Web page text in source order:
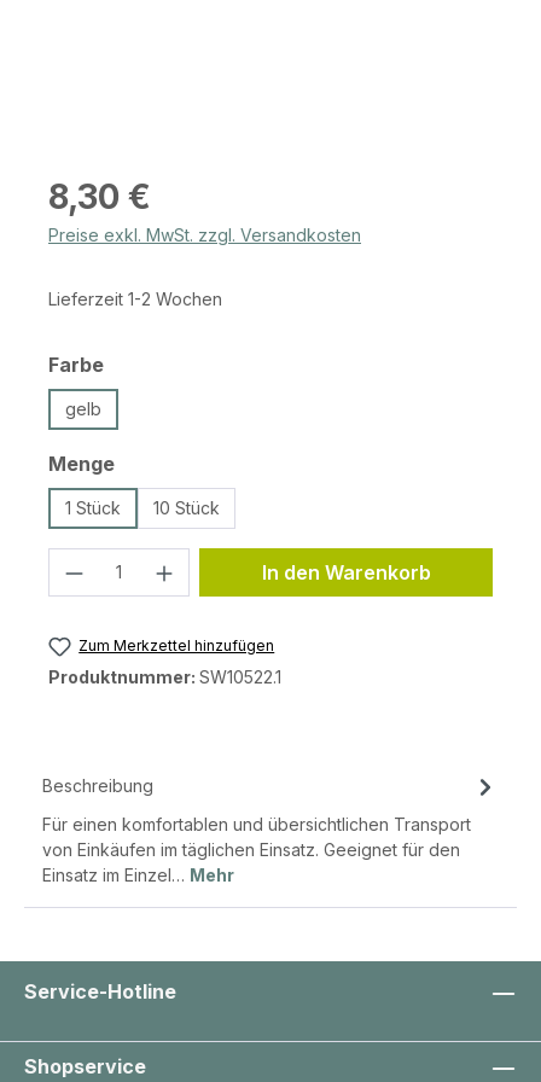
Regulärer Preis:
8,30 €
Preise exkl. MwSt. zzgl. Versandkosten
Lieferzeit 1-2 Wochen
Farbeauswählen
gelb
Mengeauswählen
1 Stück 10 Stück
Produkt Anzahl: Gib den
In den Warenkorb
Zum Merkzettel hinzufügen
Produktnummer: SW10522.1
Beschreibung
Für einen komfortablen und übersichtlichen Transport
von Einkäufen im täglichen Einsatz. Geeignet für den
Einsatz im Einzel… Mehr
Service-Hotline
Shopservice